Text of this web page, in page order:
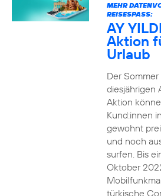
MEHR
REISESPASS:
AY
Aktion
Urlaub
Der
diesjährigen
Aktion
Kund:innen
gewohnt
und noch
surfen. Bis
Oktober
türkische